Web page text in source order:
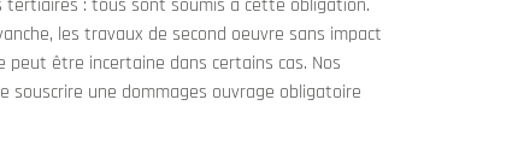
tertiaires : tous sont soumis à cette obligation.
les travaux de second oeuvre sans impact
être incertaine dans certains cas. Nos
une dommages ouvrage obligatoire